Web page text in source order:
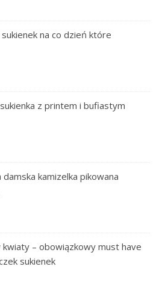
na co dzień które
z printem i bufiastym
kamizelka pikowana
kwiaty – obowiązkowy must have
sukienek